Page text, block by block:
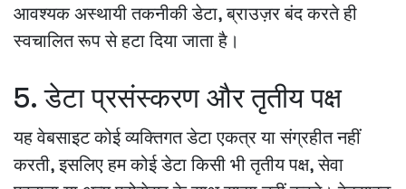
आवश्यक अस्थायी तकनीकी डेटा, ब्राउज़र बंद करते ही
स्वचालित रूप से हटा दिया जाता है।
5. डेटा प्रसंस्करण और तृतीय पक्ष
यह वेबसाइट कोई व्यक्तिगत डेटा एकत्र या संग्रहीत नहीं
करती, इसलिए हम कोई डेटा किसी भी तृतीय पक्ष, सेवा